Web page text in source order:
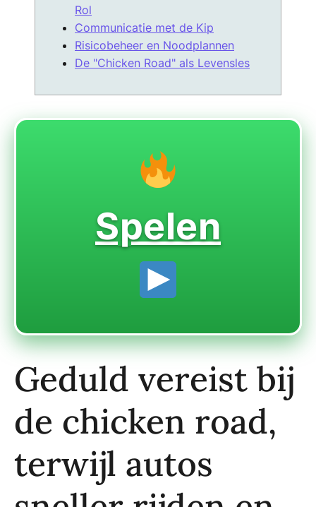
Rol
Communicatie met de Kip
Risicobeheer en Noodplannen
De "Chicken Road" als Levensles
Spelen
Geduld vereist bij
de chicken road,
terwijl autos